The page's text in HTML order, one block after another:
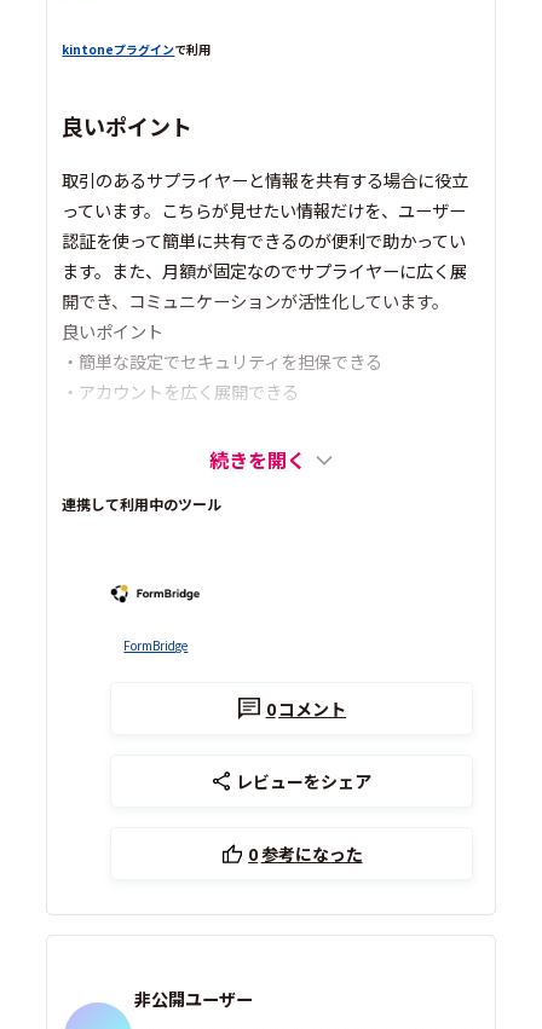
kintoneプラグインで利用
良いポイント
取引のあるサプライヤーと情報を共有する場合に役立
っています。こちらが見せたい情報だけを、ユーザー
認証を使って簡単に共有できるのが便利で助かってい
ます。また、月額が固定なのでサプライヤーに広く展
開でき、コミュニケーションが活性化しています。
良いポイント
・簡単な設定でセキュリティを担保できる
・アカウントを広く展開できる
続きを開く
連携して利用中のツール
FormBridge
0コメント
レビューをシェア
0参考になった
非公開ユーザー